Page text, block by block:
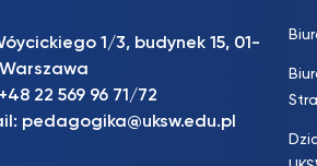
1/3, budynek 15, 01-
22 569 96 71/72
pedagogika@uksw.edu.pl